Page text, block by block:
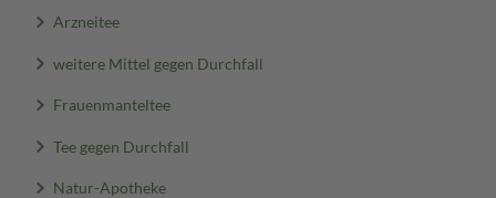
Arzneitee
weitere Mittel gegen Durchfall
Frauenmanteltee
Tee gegen Durchfall
Natur-Apotheke